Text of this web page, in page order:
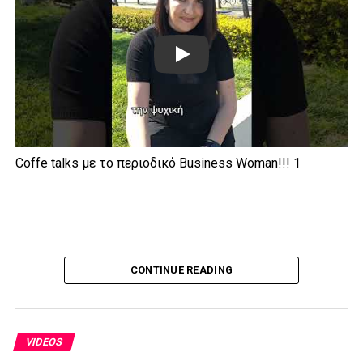
Play
Coffe talks με το περιοδικό Business Woman!!! 1
CONTINUE READING
VIDEOS